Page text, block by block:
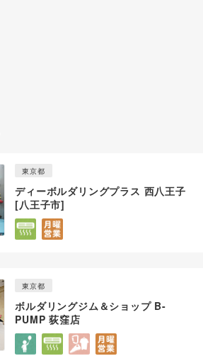
東京都
ディーボルダリングプラス 西八王子
[八王子市]
東京都
ボルダリングジム＆ショップ B-
PUMP 荻窪店